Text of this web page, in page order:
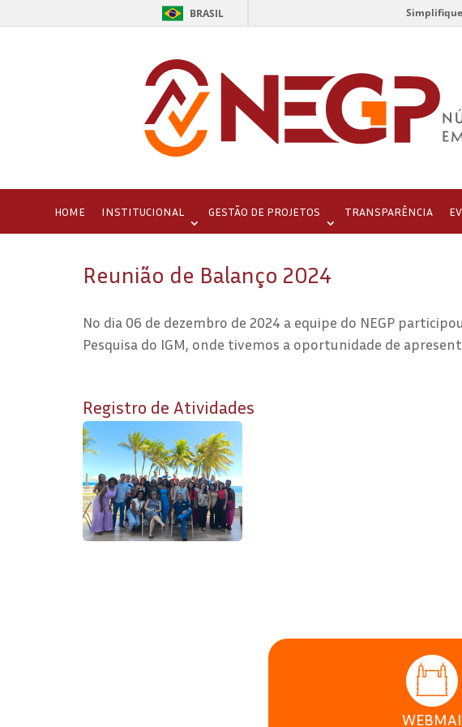
BRASIL
HOME INSTITUCIONAL GESTÃO DE PROJETOS TRANSPARÊNCIA
Reunião de Balanço 2024
No dia 06 de dezembro de 2024 a equipe do NEGP
Pesquisa do IGM, onde tivemos a oportunidade de
Registro de Atividades